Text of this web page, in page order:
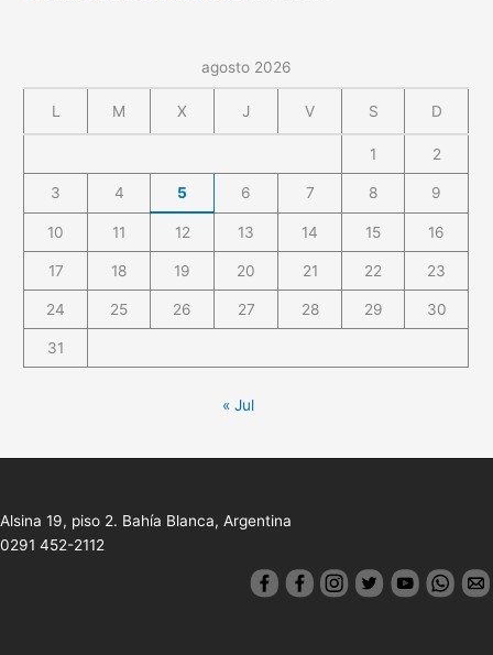
agosto 2026
L M X J V S D
1 2
3 4 5 6 7 8 9
10 11 12 13 14 15 16
17 18 19 20 21 22 23
24 25 26 27 28 29 30
31
« Jul
Alsina 19, piso 2. Bahía Blanca, Argentina
0291 452-2112